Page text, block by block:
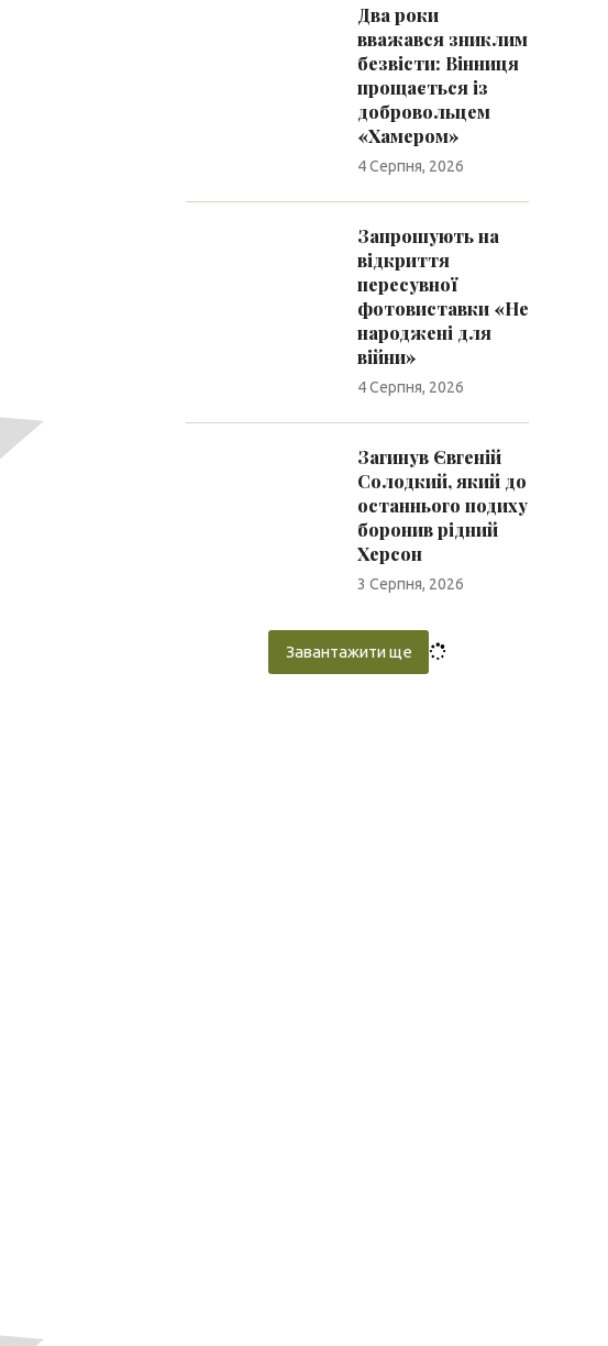
Два роки
вважався зниклим
безвісти: Вінниця
прощається із
добровольцем
«Хамером»
4 Серпня, 2026
Запрошують на
відкриття
пересувної
фотовиставки «Не
народжені для
війни»
4 Серпня, 2026
Загинув Євгеній
Солодкий, який до
останнього подиху
боронив рідний
Херсон
3 Серпня, 2026
Завантажити ще